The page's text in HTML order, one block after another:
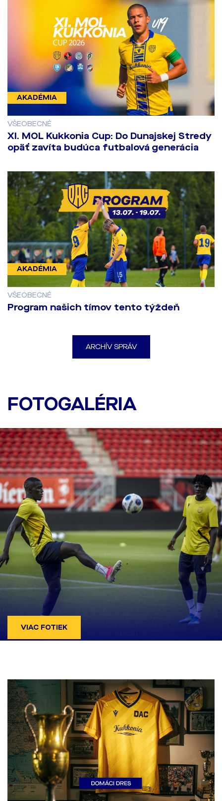
AKADÉMIA
VŠEOBECNÉ
XI. MOL Kukkonia Cup: Do Dunajskej Stredy
opäť zavíta budúca futbalová generácia
AKADÉMIA
VŠEOBECNÉ
Program našich tímov tento týždeň
ARCHÍV SPRÁV
FOTOGALÉRIA
zápasom proti Twente
VIAC FOTIEK